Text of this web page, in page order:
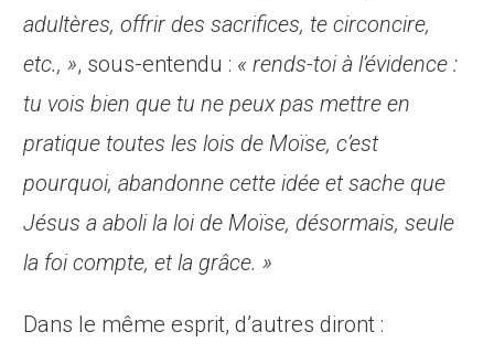
adultères, offrir des sacrifices, te circoncire,
etc., », sous-entendu : « rends-toi à l’évidence :
tu vois bien que tu ne peux pas mettre en
pratique toutes les lois de Moïse, c’est
pourquoi, abandonne cette idée et sache que
Jésus a aboli la loi de Moïse, désormais, seule
la foi compte, et la grâce. »
Dans le même esprit, d’autres diront :